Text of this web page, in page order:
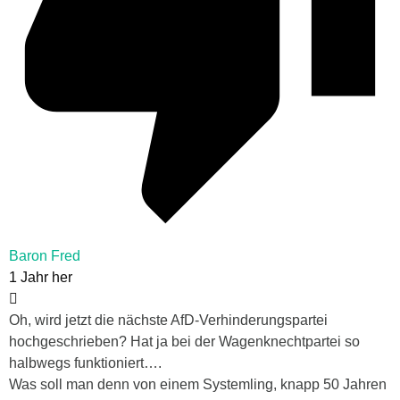
Baron Fred
1 Jahr her
Oh, wird jetzt die nächste AfD-Verhinderungspartei
hochgeschrieben? Hat ja bei der Wagenknechtpartei so
halbwegs funktioniert….
Was soll man denn von einem Systemling, knapp 50 Jahren